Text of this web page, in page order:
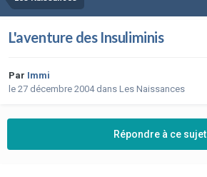
L'aventure des Insuliminis
Par Immi
le 27 décembre 2004dans Les Naissances
Répondre à ce sujet